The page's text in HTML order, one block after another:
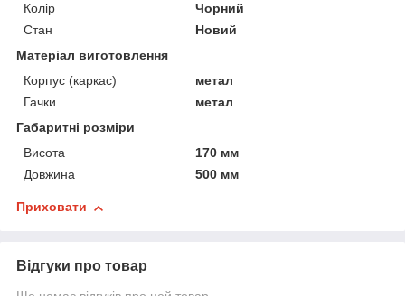
Колір
Чорний
Стан
Новий
Матеріал виготовлення
Корпус (каркас)
метал
Гачки
метал
Габаритні розміри
Висота
170 мм
Довжина
500 мм
Приховати
Відгуки про товар